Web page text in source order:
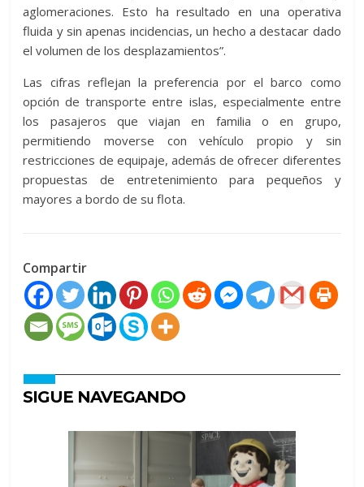
aglomeraciones. Esto ha resultado en una operativa
fluida y sin apenas incidencias, un hecho a destacar dado
el volumen de los desplazamientos”.
Las cifras reflejan la preferencia por el barco como
opción de transporte entre islas, especialmente entre
los pasajeros que viajan en familia o en grupo,
permitiendo moverse con vehículo propio y sin
restricciones de equipaje, además de ofrecer diferentes
propuestas de entretenimiento para pequeños y
mayores a bordo de su flota.
Compartir
SIGUE NAVEGANDO